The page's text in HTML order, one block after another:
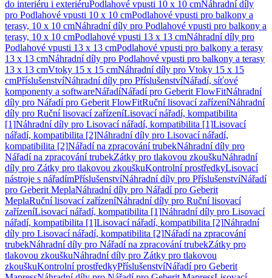
do interiéru i exteriéruPodlahové vpusti 10 x 10 cmNáhradní díly
pro Podlahové vpusti 10 x 10 cmPodlahové vpusti pro balkony a
terasy, 10 x 10 cmNáhradní díly pro Podlahové vpusti pro balkony a
terasy, 10 x 10 cmPodlahové vpusti 13 x 13 cmNáhradní díly pro
Podlahové vpusti 13 x 13 cmPodlahové vpusti pro balkony a terasy
13 x 13 cmNáhradní díly pro Podlahové vpusti pro balkony a terasy
13 x 13 cmVtoky 15 x 15 cmNáhradní díly pro Vtoky 15 x 15
cmPříslušenstvíNáhradní díly pro PříslušenstvíNářadí, síťové
komponenty a softwareNářadíNářadí pro Geberit FlowFitNáhradní
díly pro Nářadí pro Geberit FlowFitRuční lisovací zařízeníNáhradní
díly pro Ruční lisovací zařízeníLisovací nářadí, kompatibilita
[1]Náhradní díly pro Lisovací nářadí, kompatibilita [1]Lisovací
nářadí, kompatibilita [2]Náhradní díly pro Lisovací nářadí,
kompatibilita [2]Nářadí na zpracování trubekNáhradní díly pro
Nářadí na zpracování trubekZátky pro tlakovou zkouškuNáhradní
díly pro Zátky pro tlakovou zkouškuKontrolní prostředkyLisovací
nástroje s nářadímPříslušenstvíNáhradní díly pro PříslušenstvíNářadí
pro Geberit MeplaNáhradní díly pro Nářadí pro Geberit
MeplaRuční lisovací zařízeníNáhradní díly pro Ruční lisovací
zařízeníLisovací nářadí, kompatibilita [1]Náhradní díly pro Lisovací
nářadí, kompatibilita [1]Lisovací nářadí, kompatibilita [2]Náhradní
díly pro Lisovací nářadí, kompatibilita [2]Nářadí na zpracování
trubekNáhradní díly pro Nářadí na zpracování trubekZátky pro
tlakovou zkouškuNáhradní díly pro Zátky pro tlakovou
zkouškuKontrolní prostředkyPříslušenstvíNářadí pro Geberit